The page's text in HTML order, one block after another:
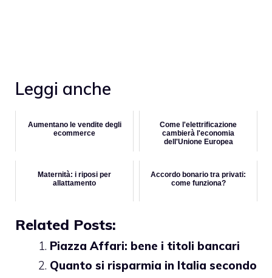
Leggi anche
Aumentano le vendite degli
ecommerce
Come l'elettrificazione
cambierà l'economia
dell'Unione Europea
Maternità: i riposi per
allattamento
Accordo bonario tra privati:
come funziona?
Related Posts:
Piazza Affari: bene i titoli bancari
Quanto si risparmia in Italia secondo